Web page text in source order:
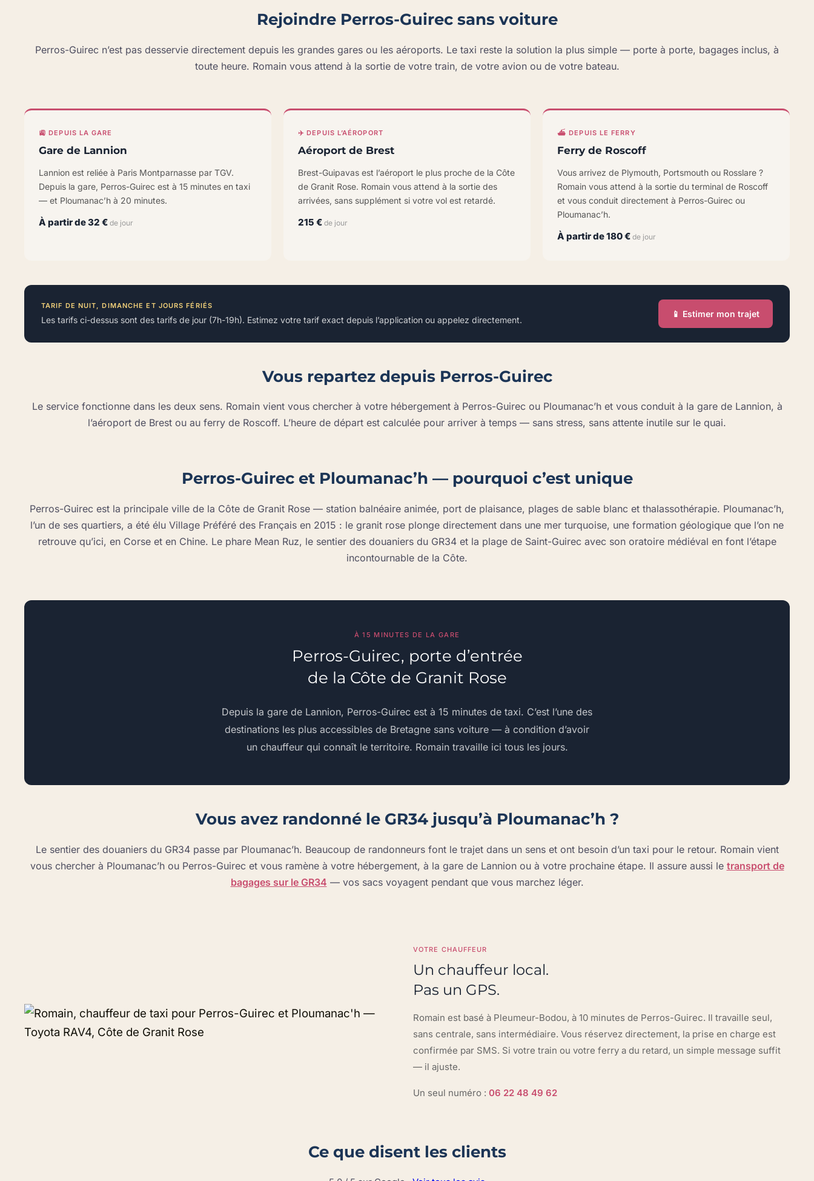
Rejoindre Perros-Guirec sans voiture
Perros-Guirec n’est pas desservie directement depuis les grandes gares ou les aéroports. Le taxi reste la solution la plus simple — porte à porte, bagages inclus, à
toute heure. Romain vous attend à la sortie de votre train, de votre avion ou de votre bateau.
🚉 DEPUIS LA GARE
Gare de Lannion
Lannion est reliée à Paris Montparnasse par TGV.
Depuis la gare, Perros-Guirec est à 15 minutes en taxi
— et Ploumanac’h à 20 minutes.
À partir de 32 € de jour
✈️ DEPUIS L’AÉROPORT
Aéroport de Brest
Brest-Guipavas est l’aéroport le plus proche de la Côte
de Granit Rose. Romain vous attend à la sortie des
arrivées, sans supplément si votre vol est retardé.
215 € de jour
⛴️ DEPUIS LE FERRY
Ferry de Roscoff
Vous arrivez de Plymouth, Portsmouth ou Rosslare ?
Romain vous attend à la sortie du terminal de Roscoff
et vous conduit directement à Perros-Guirec ou
Ploumanac’h.
À partir de 180 € de jour
TARIF DE NUIT, DIMANCHE ET JOURS FÉRIÉS
Les tarifs ci-dessus sont des tarifs de jour (7h-19h). Estimez votre tarif exact depuis l’application ou appelez directement.
📱 Estimer mon trajet
Vous repartez depuis Perros-Guirec
Le service fonctionne dans les deux sens. Romain vient vous chercher à votre hébergement à Perros-Guirec ou Ploumanac’h et vous conduit à la gare de Lannion, à
l’aéroport de Brest ou au ferry de Roscoff. L’heure de départ est calculée pour arriver à temps — sans stress, sans attente inutile sur le quai.
Perros-Guirec et Ploumanac’h — pourquoi c’est unique
Perros-Guirec est la principale ville de la Côte de Granit Rose — station balnéaire animée, port de plaisance, plages de sable blanc et thalassothérapie. Ploumanac’h,
l’un de ses quartiers, a été élu Village Préféré des Français en 2015 : le granit rose plonge directement dans une mer turquoise, une formation géologique que l’on ne
retrouve qu’ici, en Corse et en Chine. Le phare Mean Ruz, le sentier des douaniers du GR34 et la plage de Saint-Guirec avec son oratoire médiéval en font l’étape
incontournable de la Côte.
À 15 MINUTES DE LA GARE
Perros-Guirec, porte d’entrée
de la Côte de Granit Rose
Depuis la gare de Lannion, Perros-Guirec est à 15 minutes de taxi. C’est l’une des
destinations les plus accessibles de Bretagne sans voiture — à condition d’avoir
un chauffeur qui connaît le territoire. Romain travaille ici tous les jours.
Vous avez randonné le GR34 jusqu’à Ploumanac’h ?
Le sentier des douaniers du GR34 passe par Ploumanac’h. Beaucoup de randonneurs font le trajet dans un sens et ont besoin d’un taxi pour le retour. Romain vient
vous chercher à Ploumanac’h ou Perros-Guirec et vous ramène à votre hébergement, à la gare de Lannion ou à votre prochaine étape. Il assure aussi le transport de
bagages sur le GR34 — vos sacs voyagent pendant que vous marchez léger.
VOTRE CHAUFFEUR
Un chauffeur local.
Pas un GPS.
Romain est basé à Pleumeur-Bodou, à 10 minutes de Perros-Guirec. Il travaille seul,
sans centrale, sans intermédiaire. Vous réservez directement, la prise en charge est
confirmée par SMS. Si votre train ou votre ferry a du retard, un simple message suffit
— il ajuste.
Un seul numéro : 06 22 48 49 62
Ce que disent les clients